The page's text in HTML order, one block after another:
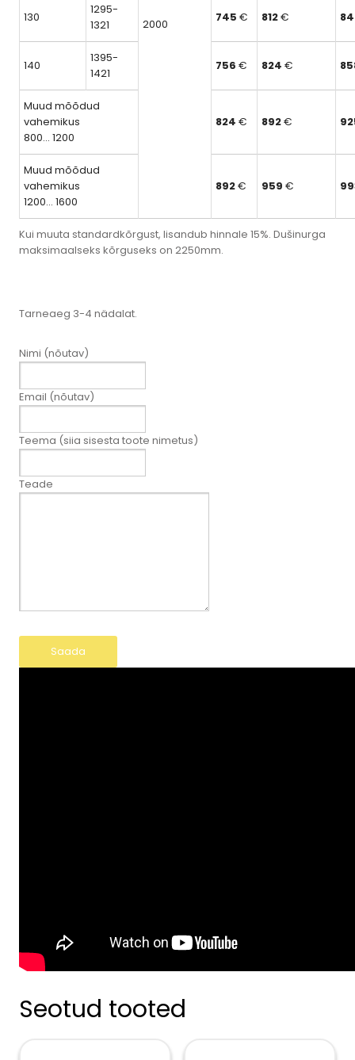
2000
130
1295-
1321
745 € 812€
140
1395-
1421
756 € 824 €
Muud mõõdud
vahemikus
800… 1200
824 € 892€
Muud mõõdud
vahemikus
1200… 1600
892€ 959 €
Kui muuta standardkõrgust, lisandub hinnale 15%. Dušinurga
maksimaalseks kõrguseks on 2250mm.
Tarneaeg 3-4 nädalat.
Nimi (nõutav)
Email (nõutav)
Teema (siia sisesta toote nimetus)
Teade
Seotud tooted